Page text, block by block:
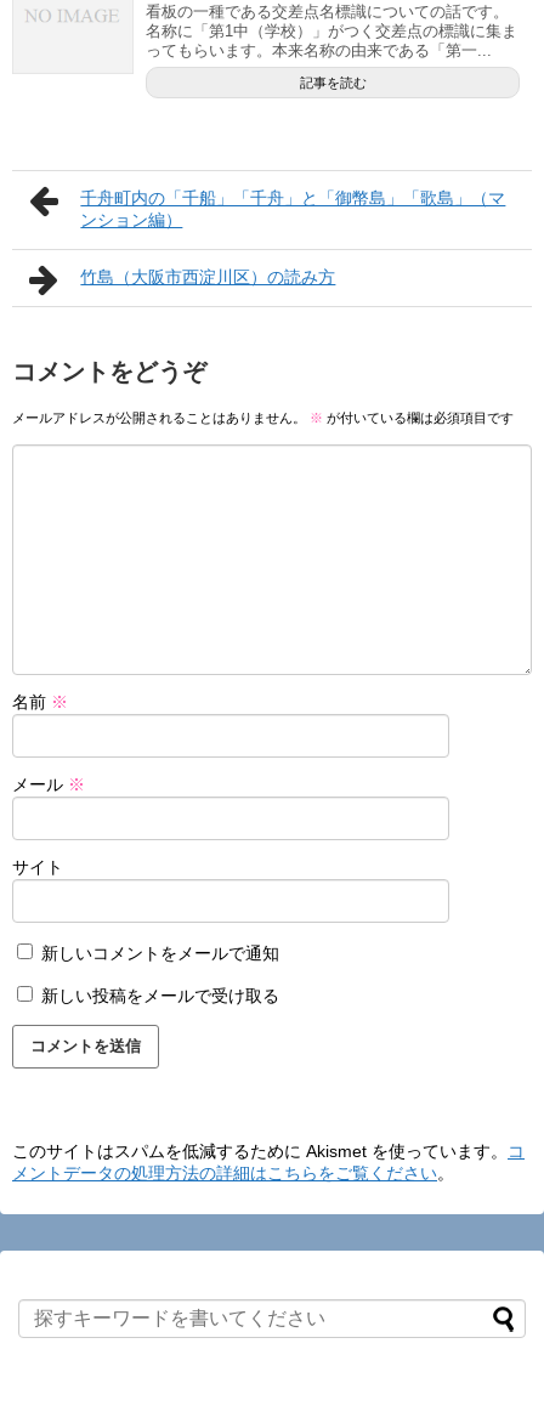
看板の一種である交差点名標識についての話です。
名称に「第1中（学校）」がつく交差点の標識に集ま
ってもらいます。本来名称の由来である「第一...
記事を読む
千舟町内の「千船」「千舟」と「御幣島」「歌島」（マ
ンション編）
竹島（大阪市西淀川区）の読み方
コメントをどうぞ
メールアドレスが公開されることはありません。 ※ が付いている欄は必須項目です
名前 ※
メール ※
サイト
新しいコメントをメールで通知
新しい投稿をメールで受け取る
このサイトはスパムを低減するために Akismet を使っています。
コ
メントデータの処理方法の詳細はこちらをご覧ください。